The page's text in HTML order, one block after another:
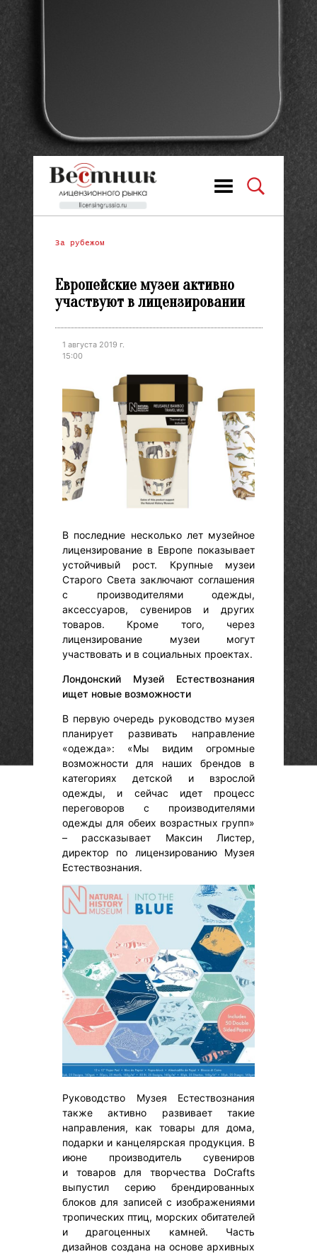
За рубежом
Европейские музеи активно
участвуют в лицензировании
1 августа 2019 г.
15:00
В последние несколько лет музейное
лицензирование в Европе показывает
устойчивый рост. Крупные музеи
Старого Света заключают соглашения
с производителями одежды,
аксессуаров, сувениров и других
товаров. Кроме того, через
лицензирование музеи могут
участвовать и в социальных проектах.
Лондонский Музей Естествознания
ищет новые возможности
В первую очередь руководство музея
планирует развивать направление
«одежда»: «Мы видим огромные
возможности для наших брендов в
категориях детской и взрослой
одежды, и сейчас идет процесс
переговоров с производителями
одежды для обеих возрастных групп»
– рассказывает Максин Листер,
директор по лицензированию Музея
Естествознания.
Руководство Музея Естествознания
также активно развивает такие
направления, как товары для дома,
подарки и канцелярская продукция. В
июне производитель сувениров
и товаров для творчества DoCrafts
выпустил серию брендированных
блоков для записей с изображениями
тропических птиц, морских обитателей
и драгоценных камней. Часть
дизайнов создана на основе архивных